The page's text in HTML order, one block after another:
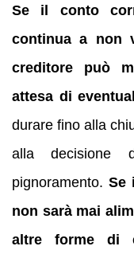
Se il conto
continua a non
creditore può
attesa di
durare fino alla
alla decisione
pignoramento.Se
non sarà mai
altre forme di